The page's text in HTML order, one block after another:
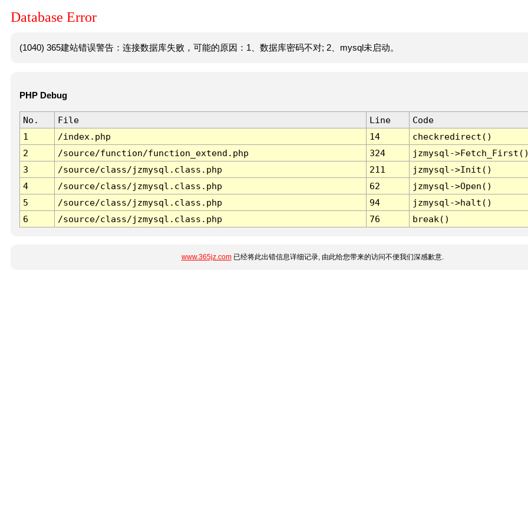
Database Error
(1040) 365建站错误警告：连接数据库失败，可能的原因：1、数据库密码不对; 2、mysql未启动。
PHP Debug
No. File Line
Code
1
/index.php 14
checkredirect()
2
/source/function/function_extend.php 324
jzmysql-
3
/source/class/jzmysql.class.php 211
jzmysql->Init()
4
/source/class/jzmysql.class.php 62
jzmysql->Open()
5
/source/class/jzmysql.class.php 94
jzmysql->halt()
6
/source/class/jzmysql.class.php 76 break()
www.365jz.com已经将此出错信息详细记录, 由此给您带来的访问不便我们深感歉意.